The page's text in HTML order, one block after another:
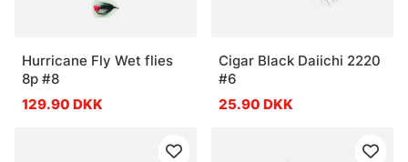
Hurricane Fly Wet flies
8p #8
129.90 DKK
Cigar Black Daiichi 2220
#6
25.90 DKK